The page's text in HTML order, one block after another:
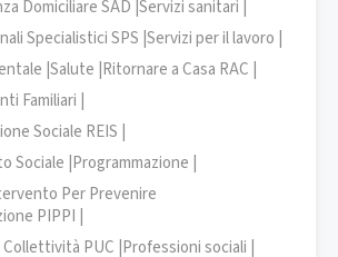
Domiciliare SAD | Servizi sanitari |
Specialistici SPS | Servizi per il lavoro |
| Salute | Ritornare a Casa RAC |
Familiari |
Sociale REIS |
Sociale | Programmazione |
Per Prevenire
PIPPI |
PUC | Professioni sociali |